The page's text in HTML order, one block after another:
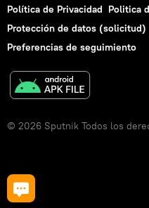
Política de Privacidad Politica
Protección de datos (solicitud)
Preferencias de seguimiento
© 2026 Sputnik Todos los